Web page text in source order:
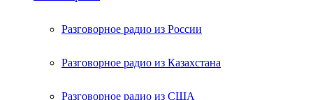
Разговорное радио из России
Разговорное радио из Казахстана
Разговорное радио из США